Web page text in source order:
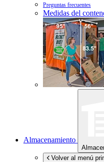
Preguntas frecuentes
Medidas del
Almacenamiento
Volver al menú